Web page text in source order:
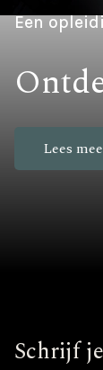
Een
Lees
Schrijf